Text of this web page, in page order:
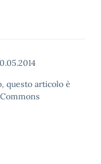
questo articolo è